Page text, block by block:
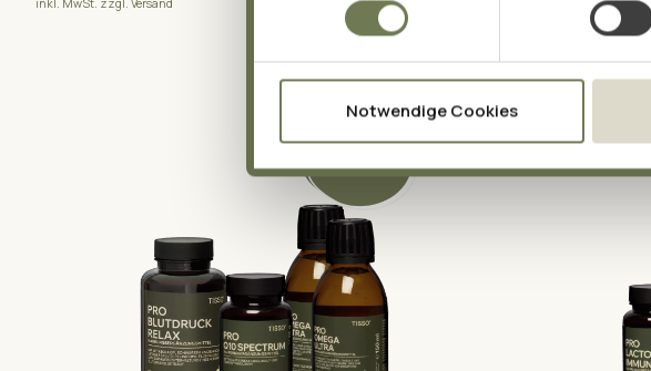
Notwendige Cookies
inkl. MwSt. zzgl. Versand inkl. MwSt. zzgl. Versand